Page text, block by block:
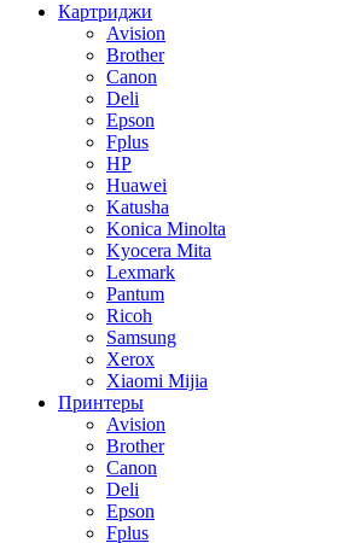
Картриджи
Avision
Brother
Canon
Deli
Epson
Fplus
HP
Huawei
Katusha
Konica Minolta
Kyocera Mita
Lexmark
Pantum
Ricoh
Samsung
Xerox
Xiaomi Mijia
Принтеры
Avision
Brother
Canon
Deli
Epson
Fplus